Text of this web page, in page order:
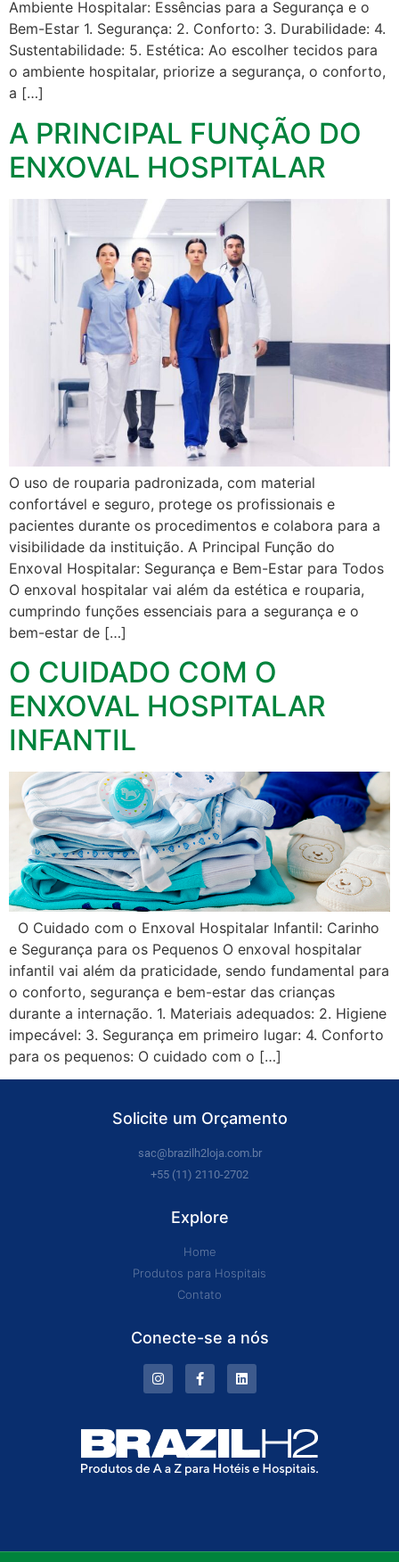
Ambiente Hospitalar: Essências para a Segurança e o
Bem-Estar 1. Segurança: 2. Conforto: 3. Durabilidade: 4.
Sustentabilidade: 5. Estética: Ao escolher tecidos para
o ambiente hospitalar, priorize a segurança, o conforto,
a […]
A PRINCIPAL FUNÇÃO DO
ENXOVAL HOSPITALAR
O uso de rouparia padronizada, com material
confortável e seguro, protege os profissionais e
pacientes durante os procedimentos e colabora para a
visibilidade da instituição. A Principal Função do
Enxoval Hospitalar: Segurança e Bem-Estar para Todos
O enxoval hospitalar vai além da estética e rouparia,
cumprindo funções essenciais para a segurança e o
bem-estar de […]
O CUIDADO COM O
ENXOVAL HOSPITALAR
INFANTIL
O Cuidado com o Enxoval Hospitalar Infantil: Carinho
e Segurança para os Pequenos O enxoval hospitalar
infantil vai além da praticidade, sendo fundamental para
o conforto, segurança e bem-estar das crianças
durante a internação. 1. Materiais adequados: 2. Higiene
impecável: 3. Segurança em primeiro lugar: 4. Conforto
para os pequenos: O cuidado com o […]
Solicite um Orçamento
sac@brazilh2loja.com.br
+55 (11) 2110-2702
Explore
Home
Produtos para Hospitais
Contato
Conecte-se a nós